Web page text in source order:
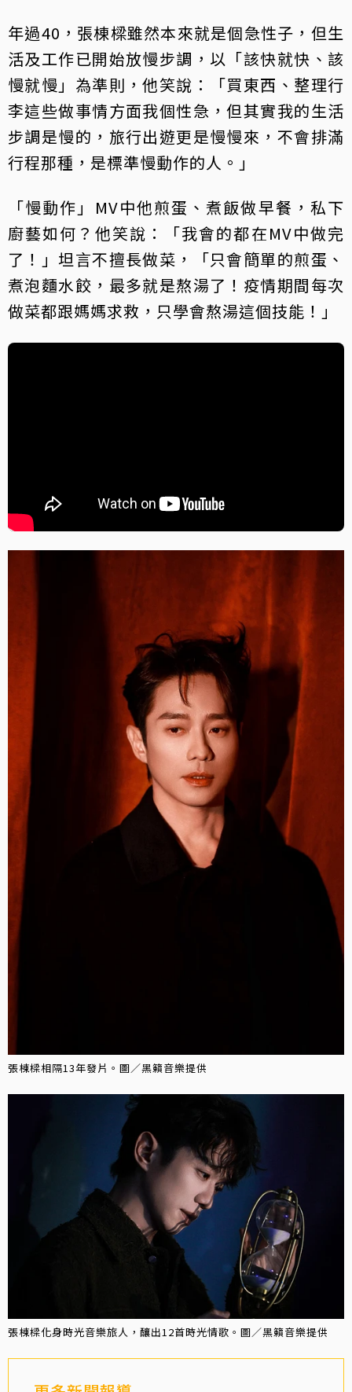
年過40，張棟樑雖然本來就是個急性子，但生
活及工作已開始放慢步調，以「該快就快、該
慢就慢」為準則，他笑說：「買東西、整理行
李這些做事情方面我個性急，但其實我的生活
步調是慢的，旅行出遊更是慢慢來，不會排滿
行程那種，是標準慢動作的人。」
「慢動作」MV中他煎蛋、煮飯做早餐，私下
廚藝如何？他笑說：「我會的都在MV中做完
了！」坦言不擅長做菜，「只會簡單的煎蛋、
煮泡麵水餃，最多就是熬湯了！疫情期間每次
做菜都跟媽媽求救，只學會熬湯這個技能！」
張棟樑相隔13年發片。圖／黑籟音樂提供
張棟樑化身時光音樂旅人，釀出12首時光情歌。圖／黑籟音樂提供